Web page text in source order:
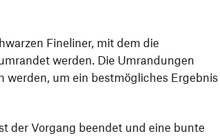
Fineliner, mit dem die
werden. Die Umrandungen
werden, um ein bestmögliches Ergebnis
der Vorgang beendet und eine bunte